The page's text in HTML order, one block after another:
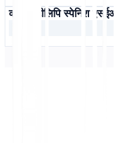
क्या मल्टीलिपि स्पेनिश